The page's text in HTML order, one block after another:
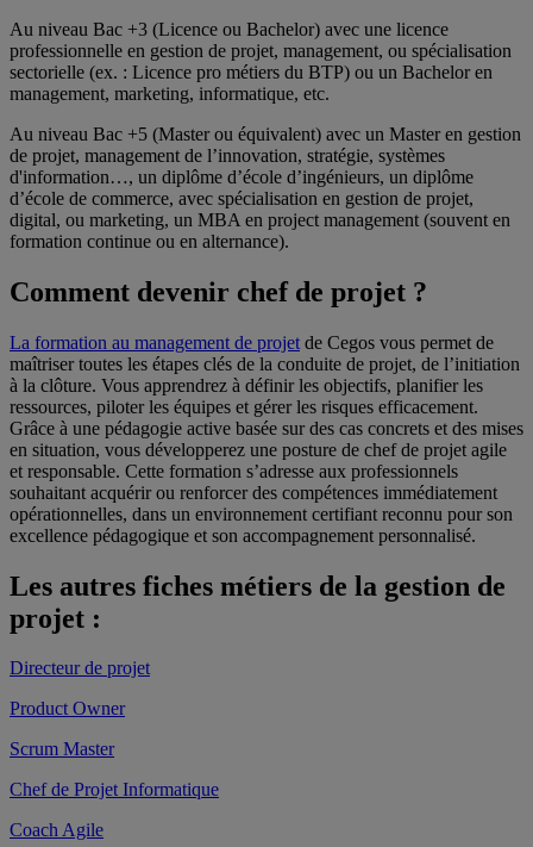
Au niveau Bac +3 (Licence ou Bachelor) avec une licence
professionnelle en gestion de projet, management, ou spécialisation
sectorielle (ex. : Licence pro métiers du BTP) ou un Bachelor en
management, marketing, informatique, etc.
Au niveau Bac +5 (Master ou équivalent) avec un Master en gestion
de projet, management de l’innovation, stratégie, systèmes
d'information…, un diplôme d’école d’ingénieurs, un diplôme
d’école de commerce, avec spécialisation en gestion de projet,
digital, ou marketing, un MBA en project management (souvent en
formation continue ou en alternance).
Comment devenir chef de projet ?
La formation au management de projet de Cegos vous permet de
maîtriser toutes les étapes clés de la conduite de projet, de l’initiation
à la clôture. Vous apprendrez à définir les objectifs, planifier les
ressources, piloter les équipes et gérer les risques efficacement.
Grâce à une pédagogie active basée sur des cas concrets et des mises
en situation, vous développerez une posture de chef de projet agile
et responsable. Cette formation s’adresse aux professionnels
souhaitant acquérir ou renforcer des compétences immédiatement
opérationnelles, dans un environnement certifiant reconnu pour son
excellence pédagogique et son accompagnement personnalisé.
Les autres fiches métiers de la gestion de
projet :
Directeur de projet
Product Owner
Scrum Master
Chef de Projet Informatique
Coach Agile